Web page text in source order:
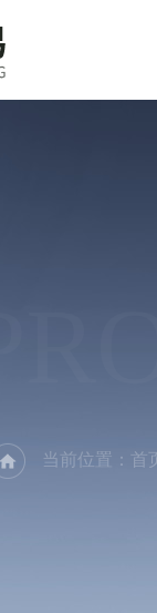
当前位置： 首